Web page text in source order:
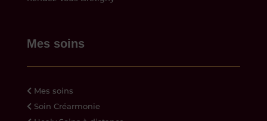
Mes soins
Mes soins
Soin Créarmonie